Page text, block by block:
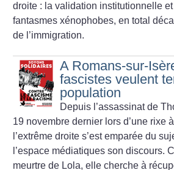
droite : la validation institutionnelle
fantasmes xénophobes, en total
de l’immigration.
A Romans-sur-
fascistes veulent
population
Depuis l’assassinat de
19 novembre dernier lors d’une rixe
l’extrême droite s’est emparée du
l’espace médiatiques son discours.
meurtre de Lola, elle cherche à